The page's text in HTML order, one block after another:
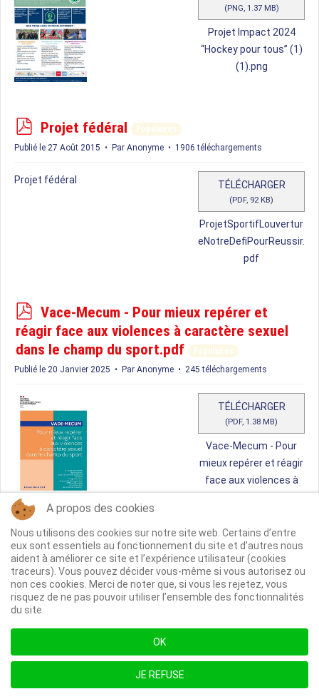
(PNG, 1.37 MB)
Projet Impact 2024
“Hockey pour tous” (1)
(1).png
p
d
Projet fédéral
Populaires
Publié le 27 Août 2015
Par Anonyme 1906 téléchargements
TÉLÉCHARGER
(PDF, 92 KB)
ProjetSportifLouvertur
eNotreDefiPourReussir.
pdf
Projet fédéral
p
d
f
Vace-Mecum - Pour mieux repérer et
réagir face aux violences à caractère sexuel
dans le champ du sport.pdf
Populaires
Publié le 20 Janvier 2025
Par Anonyme 245 téléchargements
TÉLÉCHARGER
(PDF, 1.38 MB)
Vace-Mecum - Pour
mieux repérer et réagir
face aux violences à
p
d
f
Webinaire Commissions Territoriales PSF
2024.pdf
Populaires
Publié le 15 Mars 2024
(PDF,1.45 MB)
A propos des cookies
Nous utilisons des cookies sur notre site web. Certains d’entre
eux sont essentiels au fonctionnement du site et d’autres nous
aident à améliorer ce site et l’expérience utilisateur (cookies
traceurs). Vous pouvez décider vous-même si vous autorisez ou
non ces cookies. Merci de noter que, si vous les rejetez, vous
risquez de ne pas pouvoir utiliser l’ensemble des fonctionnalités
du site.
OK
JE REFUSE